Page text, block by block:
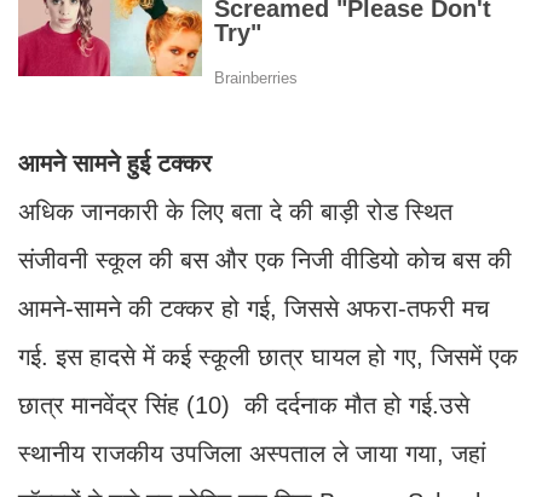
आमने सामने हुई टक्कर
अधिक जानकारी के लिए बता दे की बाड़ी रोड स्थित
संजीवनी स्कूल की बस और एक निजी वीडियो कोच बस की
आमने-सामने की टक्कर हो गई, जिससे अफरा-तफरी मच
गई. इस हादसे में कई स्कूली छात्र घायल हो गए, जिसमें एक
छात्र मानवेंद्र सिंह (10) की दर्दनाक मौत हो गई.उसे
स्थानीय राजकीय उपजिला अस्पताल ले जाया गया, जहां